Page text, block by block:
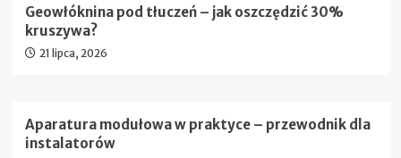
Geowłóknina pod tłuczeń – jak oszczędzić 30%
kruszywa?
21 lipca, 2026
Aparatura modułowa w praktyce – przewodnik dla
instalatorów